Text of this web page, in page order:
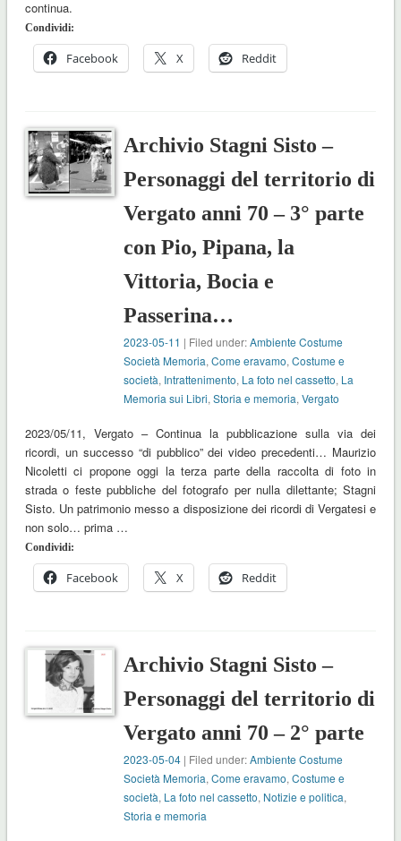
continua.
Condividi:
Facebook X Reddit
Archivio Stagni Sisto –
Personaggi del territorio di
Vergato anni 70 – 3° parte
con Pio, Pipana, la
Vittoria, Bocia e
Passerina…
2023-05-11 | Filed under:Ambiente Costume
Società Memoria,Come eravamo,Costume e
società, Intrattenimento, La foto nel cassetto, La
Memoria sui Libri,Storia e memoria,Vergato
2023/05/11, Vergato – Continua la pubblicazione sulla via dei
ricordi, un successo “di pubblico” dei video precedenti… Maurizio
Nicoletti ci propone oggi la terza parte della raccolta di foto in
strada o feste pubbliche del fotografo per nulla dilettante; Stagni
Sisto. Un patrimonio messo a disposizione dei ricordi di Vergatesi e
non solo… prima …
Condividi:
Facebook X Reddit
Archivio Stagni Sisto –
Personaggi del territorio di
Vergato anni 70 – 2° parte
2023-05-04 | Filed under:Ambiente Costume
Società Memoria,Come eravamo,Costume e
società, La foto nel cassetto, Notizie e politica,
Storia e memoria